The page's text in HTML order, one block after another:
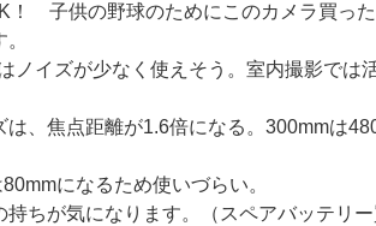
！ 子供の野球のためにこのカメラ買っ
ノイズが少なく使えそう。室内撮影では
、焦点距離が1.6倍になる。300mmは
になるため使いづらい。
ちが気になります。（スペアバッテリー